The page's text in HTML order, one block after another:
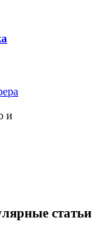
и
статьи